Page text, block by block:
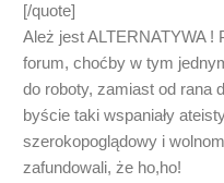
[/quote]
Ależ jest ALTERNATYWA
forum, choćby w tym
do roboty, zamiast od rana
byście taki wspaniały
szerokopoglądowy i
zafundowali, że ho,ho!